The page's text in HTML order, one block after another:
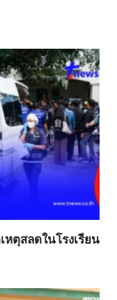
ตุสลดในโรงเรียน